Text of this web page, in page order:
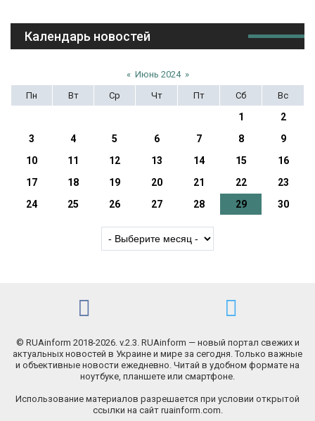
Календарь новостей
« Июнь 2024 »
Пн
Вт Ср Чт Пт Сб Вс
1
2
3
4 5 6 7 8
9
10
11 12 13 14 15
16
17
18 19 20 21 22
23
24
25 26 27 28 29 30
© RUAinform 2018-2026. v.2.3. RUAinform — новый портал свежих и
актуальных новостей в Украине и мире за сегодня. Только важные
и объективные новости ежедневно. Читай в удобном формате на
ноутбуке, планшете или смартфоне.
Использование материалов разрешается при условии открытой
ссылки на сайт ruainform.com.